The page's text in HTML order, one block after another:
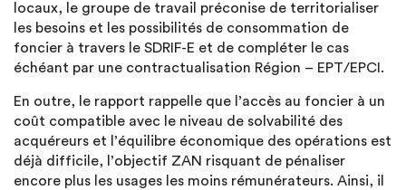
locaux, le groupe de travail préconise de territorialiser
les besoins et les possibilités de consommation de
foncier à travers le SDRIF-E et de compléter le cas
échéant par une contractualisation Région – EPT/EPCI.
En outre, le rapport rappelle que l’accès au foncier à un
coût compatible avec le niveau de solvabilité des
acquéreurs et l’équilibre économique des opérations est
déjà difficile, l’objectif ZAN risquant de pénaliser
encore plus les usages les moins rémunérateurs. Ainsi, il